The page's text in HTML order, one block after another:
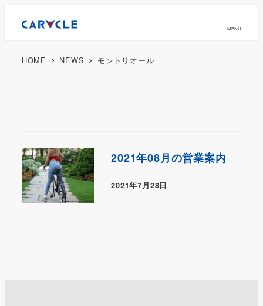
MENU
HOME NEWS モントリオール
2021年08月の営業案内
2021年7月28日